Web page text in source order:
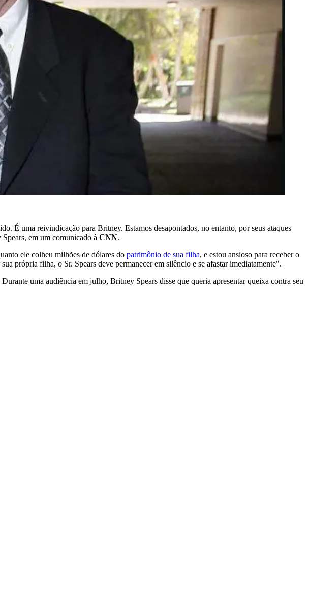
É uma reivindicação para Britney. Estamos desapontados, no entanto, por seus ataques
em um comunicado à CNN.
ele colheu milhões de dólares do patrimônio de sua filha, e estou ansioso para receber o
própria filha, o Sr. Spears deve permanecer em silêncio e se afastar imediatamente".
uma audiência em julho, Britney Spears disse que queria apresentar queixa contra seu